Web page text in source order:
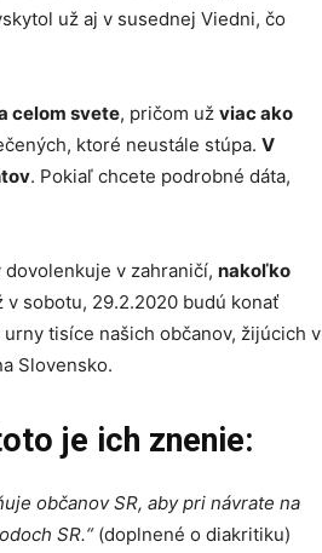
už aj v susednej Viedni, čo
celom svete, pričom už viac ako
ktoré neustále stúpa. V
. Pokiaľ chcete podrobné dáta,
v zahraničí, nakoľko
v sobotu, 29.2.2020 budú konať
tisíce našich občanov, žijúcich v
Slovensko.
je ich znenie:
občanov SR, aby pri návrate na
SR.“(doplnené o diakritiku)